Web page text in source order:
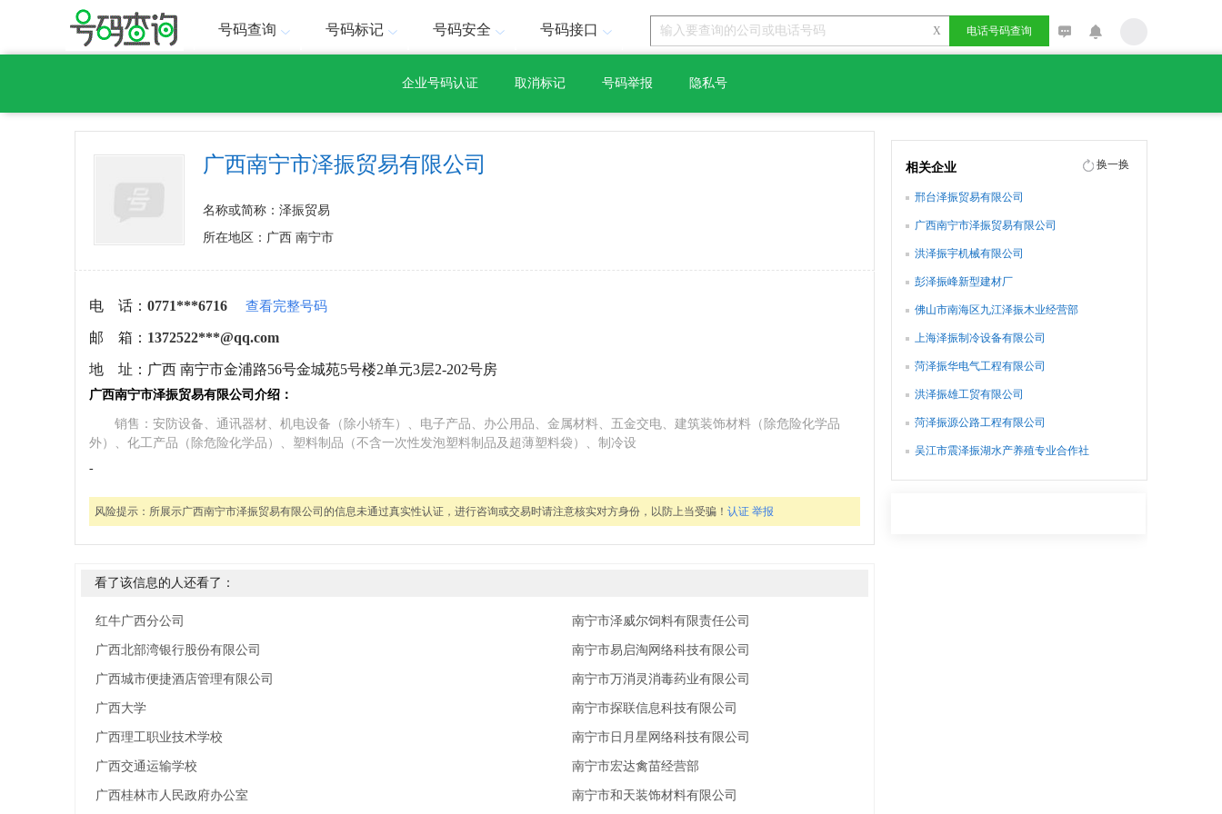
号码查询 号码标记 号码安全 号码接口 X 电话号码查询
企业号码认证 取消标记 号码举报 隐私号
广西南宁市泽振贸易有限公司
名称或简称：泽振贸易
所在地区：广西 南宁市
电 话： 0771***6716 查看完整号码
邮 箱： 1372522***@qq.com
地 址： 广西 南宁市金浦路56号金城苑5号楼2单元3层2-202号房
广西南宁市泽振贸易有限公司介绍：
销售：安防设备、通讯器材、机电设备（除小轿车）、电子产品、办公用品、金属材料、五金交电、建筑装饰材料（除危险化学品
外）、化工产品（除危险化学品）、塑料制品（不含一次性发泡塑料制品及超薄塑料袋）、制冷设
-
风险提示： 所展示广西南宁市泽振贸易有限公司的信息未通过真实性认证，进行咨询或交易时请注意核实对方身份，以防上当受骗！ 认证 举报
看了该信息的人还看了：
红牛广西分公司
广西北部湾银行股份有限公司
广西城市便捷酒店管理有限公司
广西大学
广西理工职业技术学校
广西交通运输学校
广西桂林市人民政府办公室
南宁市泽威尔饲料有限责任公司
南宁市易启淘网络科技有限公司
南宁市万消灵消毒药业有限公司
南宁市探联信息科技有限公司
南宁市日月星网络科技有限公司
南宁市宏达禽苗经营部
南宁市和天装饰材料有限公司
相关企业 换一换
邢台泽振贸易有限公司
广西南宁市泽振贸易有限公司
洪泽振宇机械有限公司
彭泽振峰新型建材厂
佛山市南海区九江泽振木业经营部
上海泽振制冷设备有限公司
菏泽振华电气工程有限公司
洪泽振雄工贸有限公司
菏泽振源公路工程有限公司
吴江市震泽振湖水产养殖专业合作社